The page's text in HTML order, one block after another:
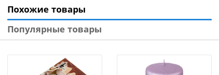
Похожие товары
Популярные товары